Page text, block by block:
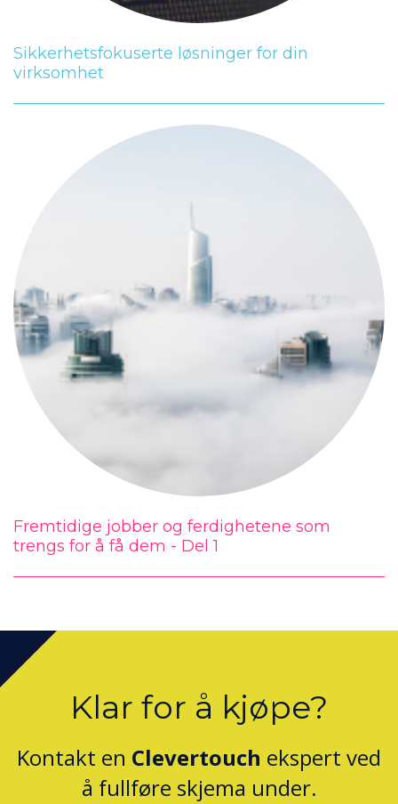
Sikkerhetsfokuserte løsninger for din
virksomhet
Fremtidige jobber og ferdighetene som
trengs for å få dem - Del 1
Klar for å kjøpe?
Kontakt en Clevertouch ekspert ved
å fullføre skjema under.